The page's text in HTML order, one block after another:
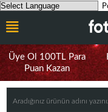
Üye Ol 100TL Para
Puan Kazan